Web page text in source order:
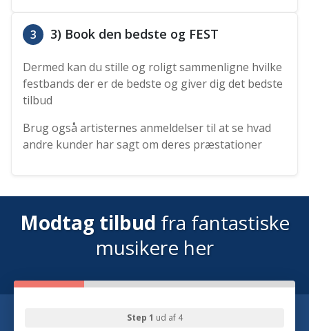
3 3) Book den bedste og FEST
Dermed kan du stille og roligt sammenligne hvilke
festbands der er de bedste og giver dig det bedste
tilbud
Brug også artisternes anmeldelser til at se hvad
andre kunder har sagt om deres præstationer
Modtag tilbud fra fantastiske
musikere her
Step 1 ud af 4